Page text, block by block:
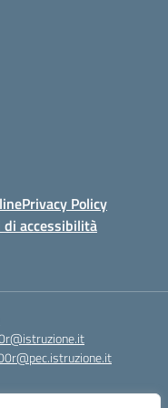
Privacy Policy
accessibilità